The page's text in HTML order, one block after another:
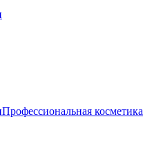
Профессиональная косметика